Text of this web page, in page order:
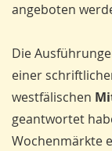
angeboten
Die
einer
westfälischen
geantwortet
Wochenmärkte